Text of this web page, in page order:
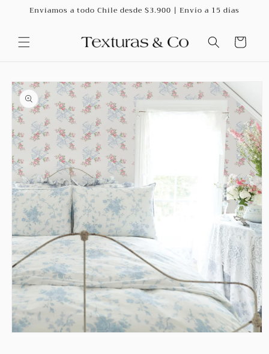
directamente
Enviamos a todo Chile desde $3.900 | Envío a 15 días
Carrito
directamente
a la
información
del producto